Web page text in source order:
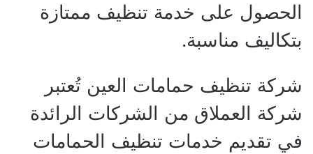
الحصول على خدمة تنظيف ممتازة
بتكاليف مناسبة.
شركة تنظيف حمامات العين تُعتبر
شركة العملاق من الشركات الرائدة
في تقديم خدمات تنظيف الحمامات